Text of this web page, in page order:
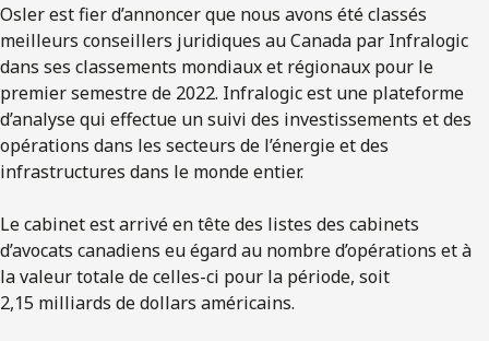
Osler est fier d’annoncer que nous avons été classés
meilleurs conseillers juridiques au Canada par Infralogic
dans ses classements mondiaux et régionaux pour le
premier semestre de 2022. Infralogic est une plateforme
d’analyse qui effectue un suivi des investissements et des
opérations dans les secteurs de l’énergie et des
infrastructures dans le monde entier.
Le cabinet est arrivé en tête des listes des cabinets
d’avocats canadiens eu égard au nombre d’opérations et à
la valeur totale de celles-ci pour la période, soit
2,15 milliards de dollars américains.